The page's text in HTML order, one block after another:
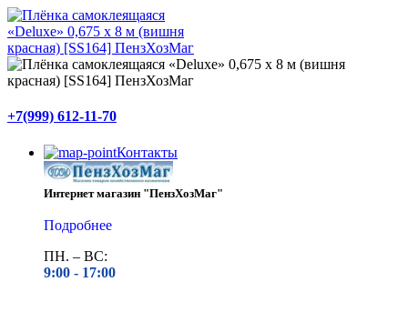
+7(999) 612-11-70
Контакты
Интернет магазин "ПензХозМаг"
Подробнее
ПН. – ВС:
9:00 - 17:00